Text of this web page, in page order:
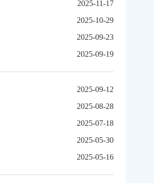
2025-11-17
2025-10-29
2025-09-23
2025-09-19
2025-09-12
2025-08-28
2025-07-18
2025-05-30
2025-05-16